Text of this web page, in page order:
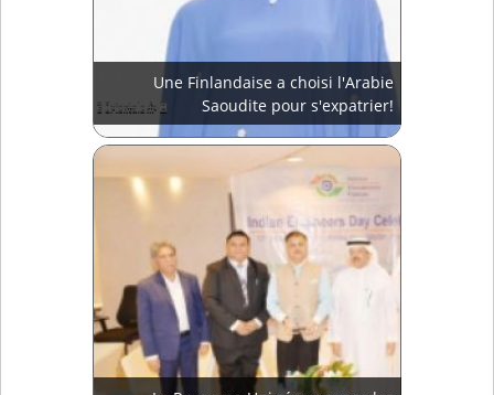
Une Finlandaise a choisi l'Arabie
Saoudite pour s'expatrier!